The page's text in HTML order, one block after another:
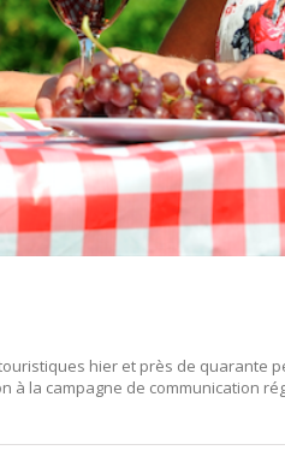
hier et près de quarante
à la campagne de communication